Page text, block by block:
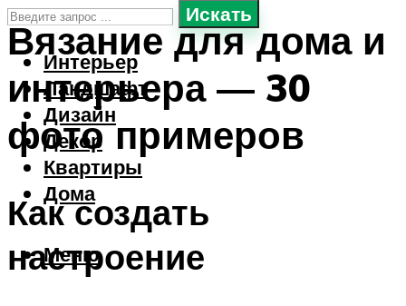
Искать
Интерьер
Ландшафт
Дизайн
Декор
Квартиры
Дома
Меню
Вязание для дома и
интерьера — 30
фото примеров
Как создать
настроение